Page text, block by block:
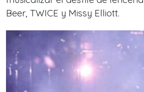
Beer, TWICE y Missy Elliott.